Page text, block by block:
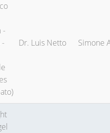
-
-
Dr. Luis Netto Simone